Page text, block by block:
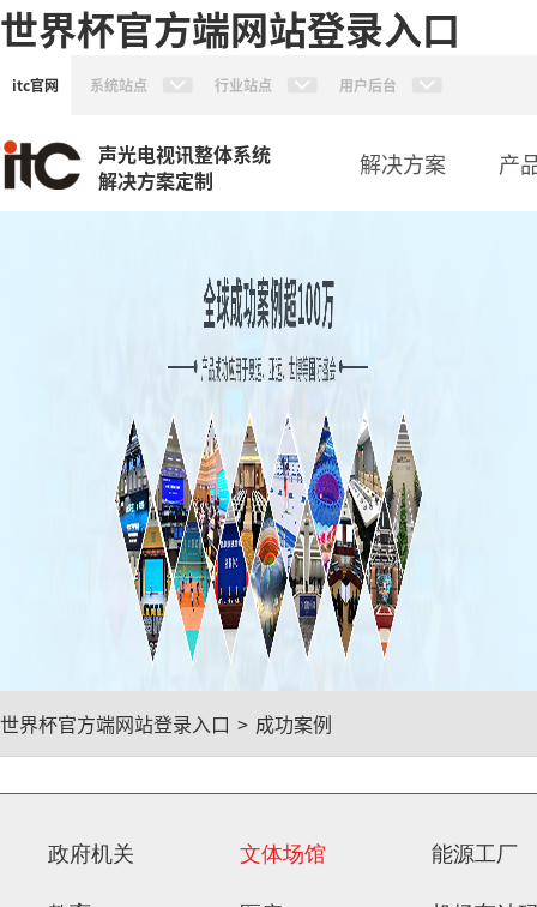
世界杯官方端网站登录入口
itc官网 系统站点 行业站点 用户后台
声光电视讯整体系统
解决方案定制
解决方案 产
世界杯官方端网站登录入口 > 成功案例
政府机关 文体场馆 能源工厂